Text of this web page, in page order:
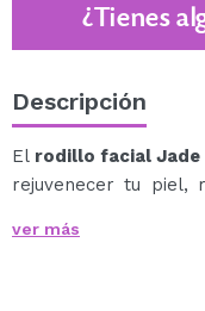
¿Tienes
Descripción
El rodillo facial Jade
rejuvenecer tu piel,
El jade verde tiene
ver más